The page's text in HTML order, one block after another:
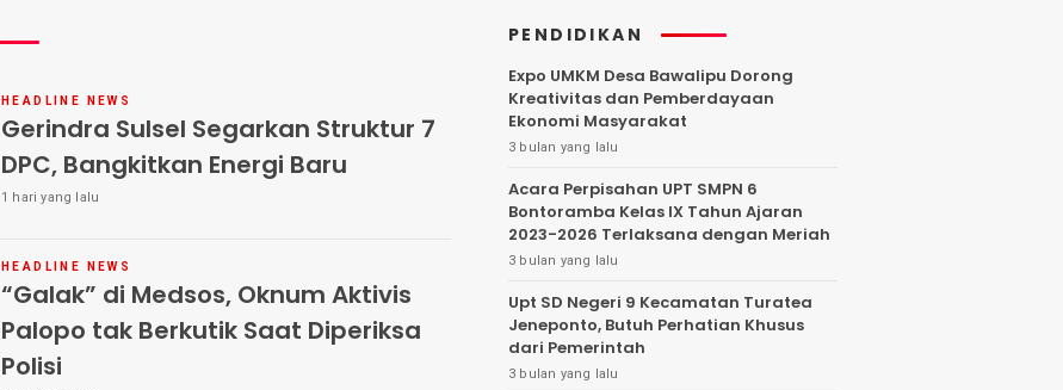
HEADLINE NEWS
Gerindra Sulsel Segarkan Struktur 7
DPC, Bangkitkan Energi Baru
1 hari yang lalu
HEADLINE NEWS
“Galak” di Medsos, Oknum Aktivis
Palopo tak Berkutik Saat Diperiksa
Polisi
dan Terjadwal
PENDIDIKAN
Expo UMKM Desa Bawalipu Dorong
Kreativitas dan Pemberdayaan
Ekonomi Masyarakat
3 bulan yang lalu
Acara Perpisahan UPT SMPN 6
Bontoramba Kelas IX Tahun Ajaran
2023-2026 Terlaksana dengan Meriah
3 bulan yang lalu
Upt SD Negeri 9 Kecamatan Turatea
Jeneponto, Butuh Perhatian Khusus
dari Pemerintah
3 bulan yang lalu